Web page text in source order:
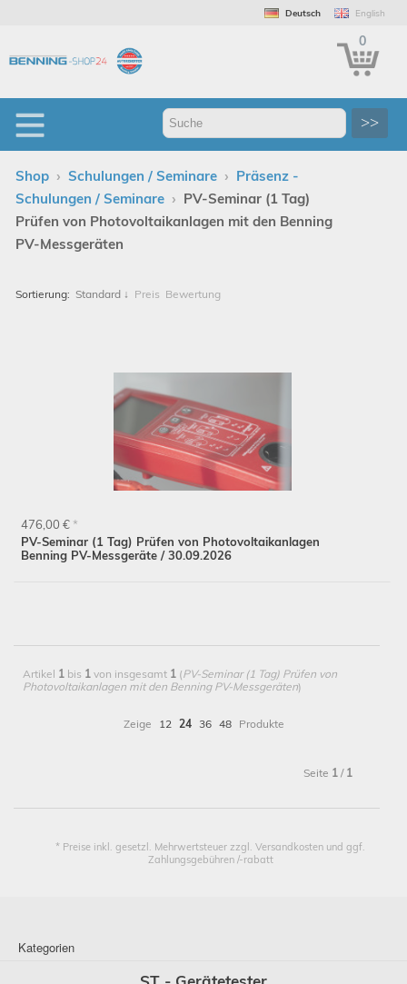
Deutsch English
0
>>
Shop › Schulungen / Seminare › Präsenz -
Schulungen / Seminare › PV-Seminar (1 Tag)
Prüfen von Photovoltaikanlagen mit den Benning
PV-Messgeräten
Sortierung: Standard ↓ Preis Bewertung
PV-Seminar (1 Tag) Prüfen von Photovoltaikanlagen
Benning PV-Messgeräte / 30.09.2026
476,00 € *
Artikel 1 bis 1 von insgesamt 1 (PV-Seminar (1 Tag) Prüfen von
Photovoltaikanlagen mit den Benning PV-Messgeräten)
Zeige 12 24 36 48 Produkte
Seite 1 / 1
* Preise inkl. gesetzl. Mehrwertsteuer zzgl. Versandkosten und ggf.
Zahlungsgebühren /-rabatt
Kategorien